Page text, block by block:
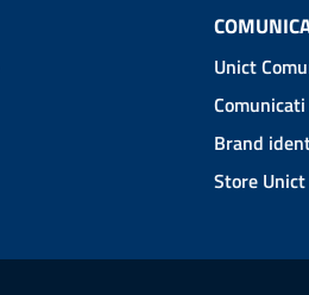
Unict
Brand
Store Unict